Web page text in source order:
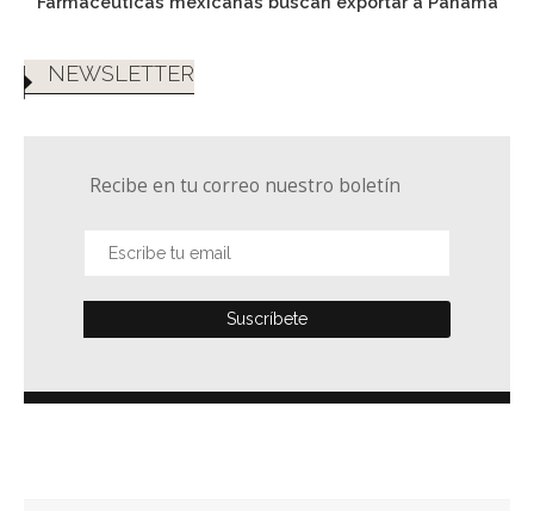
NEWSLETTER
Recibe en tu correo nuestro boletín